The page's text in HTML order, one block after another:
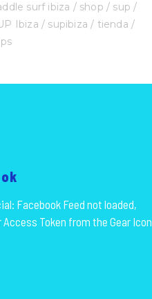
surf ibiza
shop
sup
Ibiza
supibiza
tienda
Facebook Feed not loaded,
Access Token from the Gear Icon